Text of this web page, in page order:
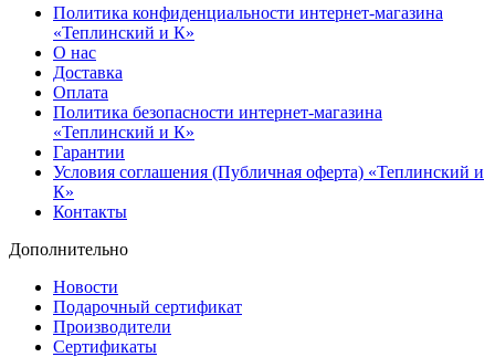
Политика конфиденциальности интернет-магазина
«Теплинский и К»
О нас
Доставка
Оплата
Политика безопасности интернет-магазина
«Теплинский и К»
Гарантии
Условия соглашения (Публичная оферта) «Теплинский и
К»
Контакты
Дополнительно
Новости
Подарочный сертификат
Производители
Сертификаты